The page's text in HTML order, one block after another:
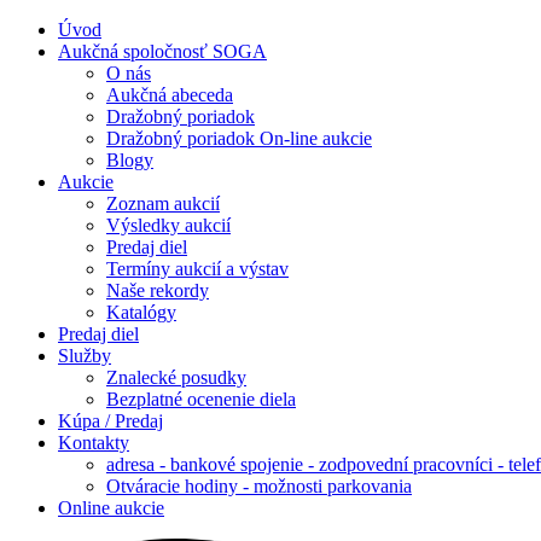
Úvod
Aukčná spoločnosť SOGA
O nás
Aukčná abeceda
Dražobný poriadok
Dražobný poriadok On-line aukcie
Blogy
Aukcie
Zoznam aukcií
Výsledky aukcií
Predaj diel
Termíny aukcií a výstav
Naše rekordy
Katalógy
Predaj diel
Služby
Znalecké posudky
Bezplatné ocenenie diela
Kúpa / Predaj
Kontakty
adresa - bankové spojenie - zodpovední pracovníci -
Otváracie hodiny - možnosti parkovania
Online aukcie